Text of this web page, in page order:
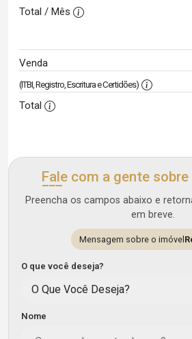
Total / Mês
Venda
(ITBI, Registro, Escritura e Certidões)
Total
Fale com a gente
Preencha os campos abaixo e
em breve.
Mensagem sobre o imóvel
O que você deseja?
O Que Você Deseja?
Nome